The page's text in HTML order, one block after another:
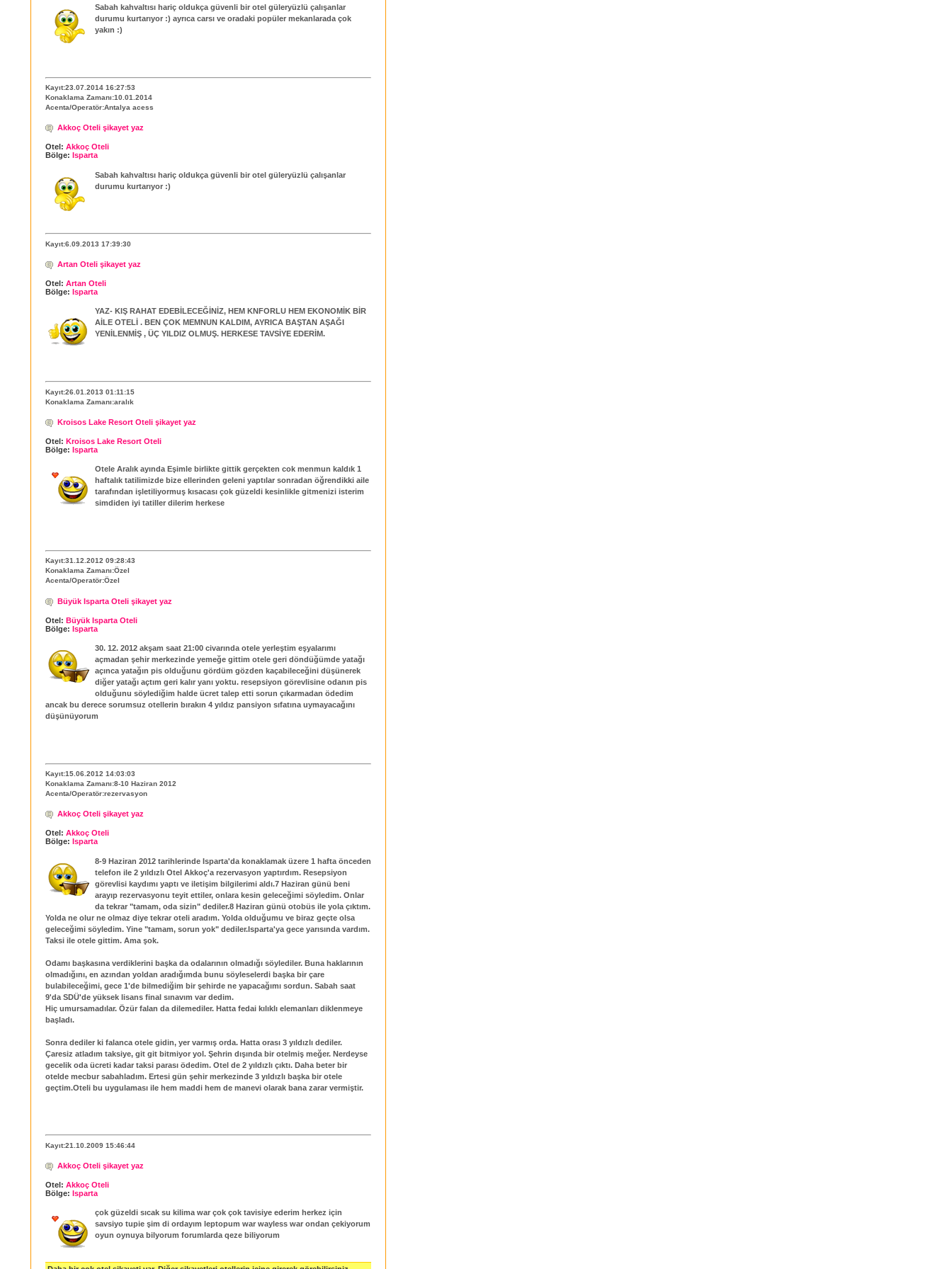
Sabah kahvaltısı hariç oldukça güvenli bir otel güleryüzlü çalışanlar
durumu kurtarıyor :) ayrıca carsı ve oradaki popüler mekanlarada çok
yakın :)
Kayıt:23.07.2014 16:27:53
Konaklama Zamanı:10.01.2014
Acenta/Operatör:Antalya acess
Akkoç Oteli şikayet yaz
Otel: Akkoç Oteli
Bölge: Isparta
Sabah kahvaltısı hariç oldukça güvenli bir otel güleryüzlü çalışanlar
durumu kurtarıyor :)
Kayıt:6.09.2013 17:39:30
Artan Oteli şikayet yaz
Otel: Artan Oteli
Bölge: Isparta
YAZ- KIŞ RAHAT EDEBİLECEĞİNİZ, HEM KNFORLU HEM EKONOMİK BİR
AİLE OTELİ . BEN ÇOK MEMNUN KALDIM, AYRICA BAŞTAN AŞAĞI
YENİLENMİŞ , ÜÇ YILDIZ OLMUŞ. HERKESE TAVSİYE EDERİM.
Kayıt:26.01.2013 01:11:15
Konaklama Zamanı:aralık
Kroisos Lake Resort Oteli şikayet yaz
Otel: Kroisos Lake Resort Oteli
Bölge: Isparta
Otele Aralık ayında Eşimle birlikte gittik gerçekten cok menmun kaldık 1
haftalık tatilimizde bize ellerinden geleni yaptılar sonradan öğrendikki aile
tarafından işletiliyormuş kısacası çok güzeldi kesinlikle gitmenizi isterim
simdiden iyi tatiller dilerim herkese
Kayıt:31.12.2012 09:28:43
Konaklama Zamanı:Özel
Acenta/Operatör:Özel
Büyük Isparta Oteli şikayet yaz
Otel: Büyük Isparta Oteli
Bölge: Isparta
30. 12. 2012 akşam saat 21:00 civarında otele yerleştim eşyalarımı
açmadan şehir merkezinde yemeğe gittim otele geri döndüğümde yatağı
açınca yatağın pis olduğunu gördüm gözden kaçabileceğini düşünerek
diğer yatağı açtım geri kalır yanı yoktu. resepsiyon görevlisine odanın pis
olduğunu söylediğim halde ücret talep etti sorun çıkarmadan ödedim
ancak bu derece sorumsuz otellerin bırakın 4 yıldız pansiyon sıfatına uymayacağını
düşünüyorum
Kayıt:15.06.2012 14:03:03
Konaklama Zamanı:8-10 Haziran 2012
Acenta/Operatör:rezervasyon
Akkoç Oteli şikayet yaz
Otel: Akkoç Oteli
Bölge: Isparta
8-9 Haziran 2012 tarihlerinde Isparta'da konaklamak üzere 1 hafta önceden
telefon ile 2 yıldızlı Otel Akkoç'a rezervasyon yaptırdım. Resepsiyon
görevlisi kaydımı yaptı ve iletişim bilgilerimi aldı.7 Haziran günü beni
arayıp rezervasyonu teyit ettiler, onlara kesin geleceğimi söyledim. Onlar
da tekrar "tamam, oda sizin" dediler.8 Haziran günü otobüs ile yola çıktım.
Yolda ne olur ne olmaz diye tekrar oteli aradım. Yolda olduğumu ve biraz geçte olsa
geleceğimi söyledim. Yine "tamam, sorun yok" dediler.Isparta'ya gece yarısında vardım.
Taksi ile otele gittim. Ama şok.
Odamı başkasına verdiklerini başka da odalarının olmadığı söylediler. Buna haklarının
olmadığını, en azından yoldan aradığımda bunu söyleselerdi başka bir çare
bulabileceğimi, gece 1'de bilmediğim bir şehirde ne yapacağımı sordun. Sabah saat
9'da SDÜ'de yüksek lisans final sınavım var dedim.
Hiç umursamadılar. Özür falan da dilemediler. Hatta fedai kılıklı elemanları diklenmeye
başladı.
Sonra dediler ki falanca otele gidin, yer varmış orda. Hatta orası 3 yıldızlı dediler.
Çaresiz atladım taksiye, git git bitmiyor yol. Şehrin dışında bir otelmiş meğer. Nerdeyse
gecelik oda ücreti kadar taksi parası ödedim. Otel de 2 yıldızlı çıktı. Daha beter bir
otelde mecbur sabahladım. Ertesi gün şehir merkezinde 3 yıldızlı başka bir otele
geçtim.Oteli bu uygulaması ile hem maddi hem de manevi olarak bana zarar vermiştir.
Kayıt:21.10.2009 15:46:44
Akkoç Oteli şikayet yaz
Otel: Akkoç Oteli
Bölge: Isparta
çok güzeldi sıcak su kilima war çok çok tavisiye ederim herkez için
savsiyo tupie şim di ordayım leptopum war wayless war ondan çekiyorum
oyun oynuya bilyorum forumlarda qeze biliyorum